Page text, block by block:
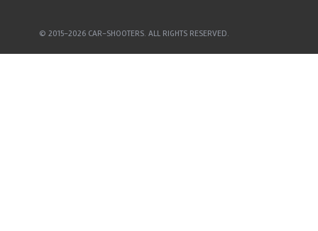
© 2015-2026 CAR-SHOOTERS. ALL RIGHTS RESERVED.